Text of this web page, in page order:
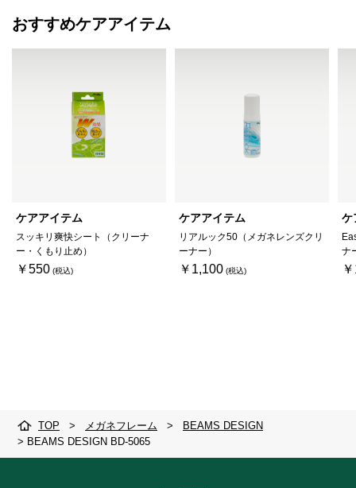
おすすめケアアイテム
ケアアイテム
スッキリ爽快シート（クリーナ
ー・くもり止め）
￥550
ケアアイテム
リアルック50（メガネレンズクリ
ーナー）
￥1,100
ケ
ナ
TOP > メガネフレーム >
BEAMS DESIGN
> BEAMS DESIGN BD-5065